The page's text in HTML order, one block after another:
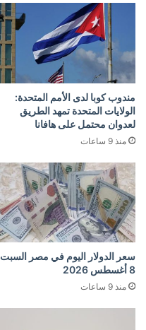
مندوب كوبا لدى الأمم المتحدة:
الولايات المتحدة تمهد الطريق
لعدوان محتمل على هافانا
منذ 9 ساعات
سعر الدولار اليوم في مصر السبت
8 أغسطس 2026
منذ 9 ساعات